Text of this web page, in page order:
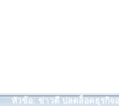
หัวข้อ: ข่าวดี ปลดล็อคธุรกิจ